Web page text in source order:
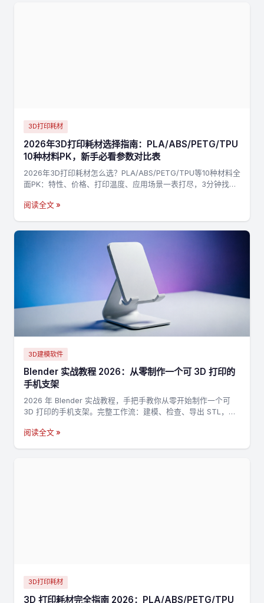
3D打印耗材
2026年3D打印耗材选择指南：PLA/ABS/PETG/TPU
10种材料PK，新手必看参数对比表
2026年3D打印耗材怎么选？PLA/ABS/PETG/TPU等10种材料全
面PK：特性、价格、打印温度、应用场景一表打尽，3分钟找到
阅读全文 »
3D建模软件
Blender 实战教程 2026：从零制作一个可 3D 打印的
手机支架
2026 年 Blender 实战教程，手把手教你从零开始制作一个可
3D 打印的手机支架。完整工作流：建模、检查、导出 STL，适
阅读全文 »
3D打印耗材
3D 打印耗材完全指南 2026：PLA/ABS/PETG/TPU